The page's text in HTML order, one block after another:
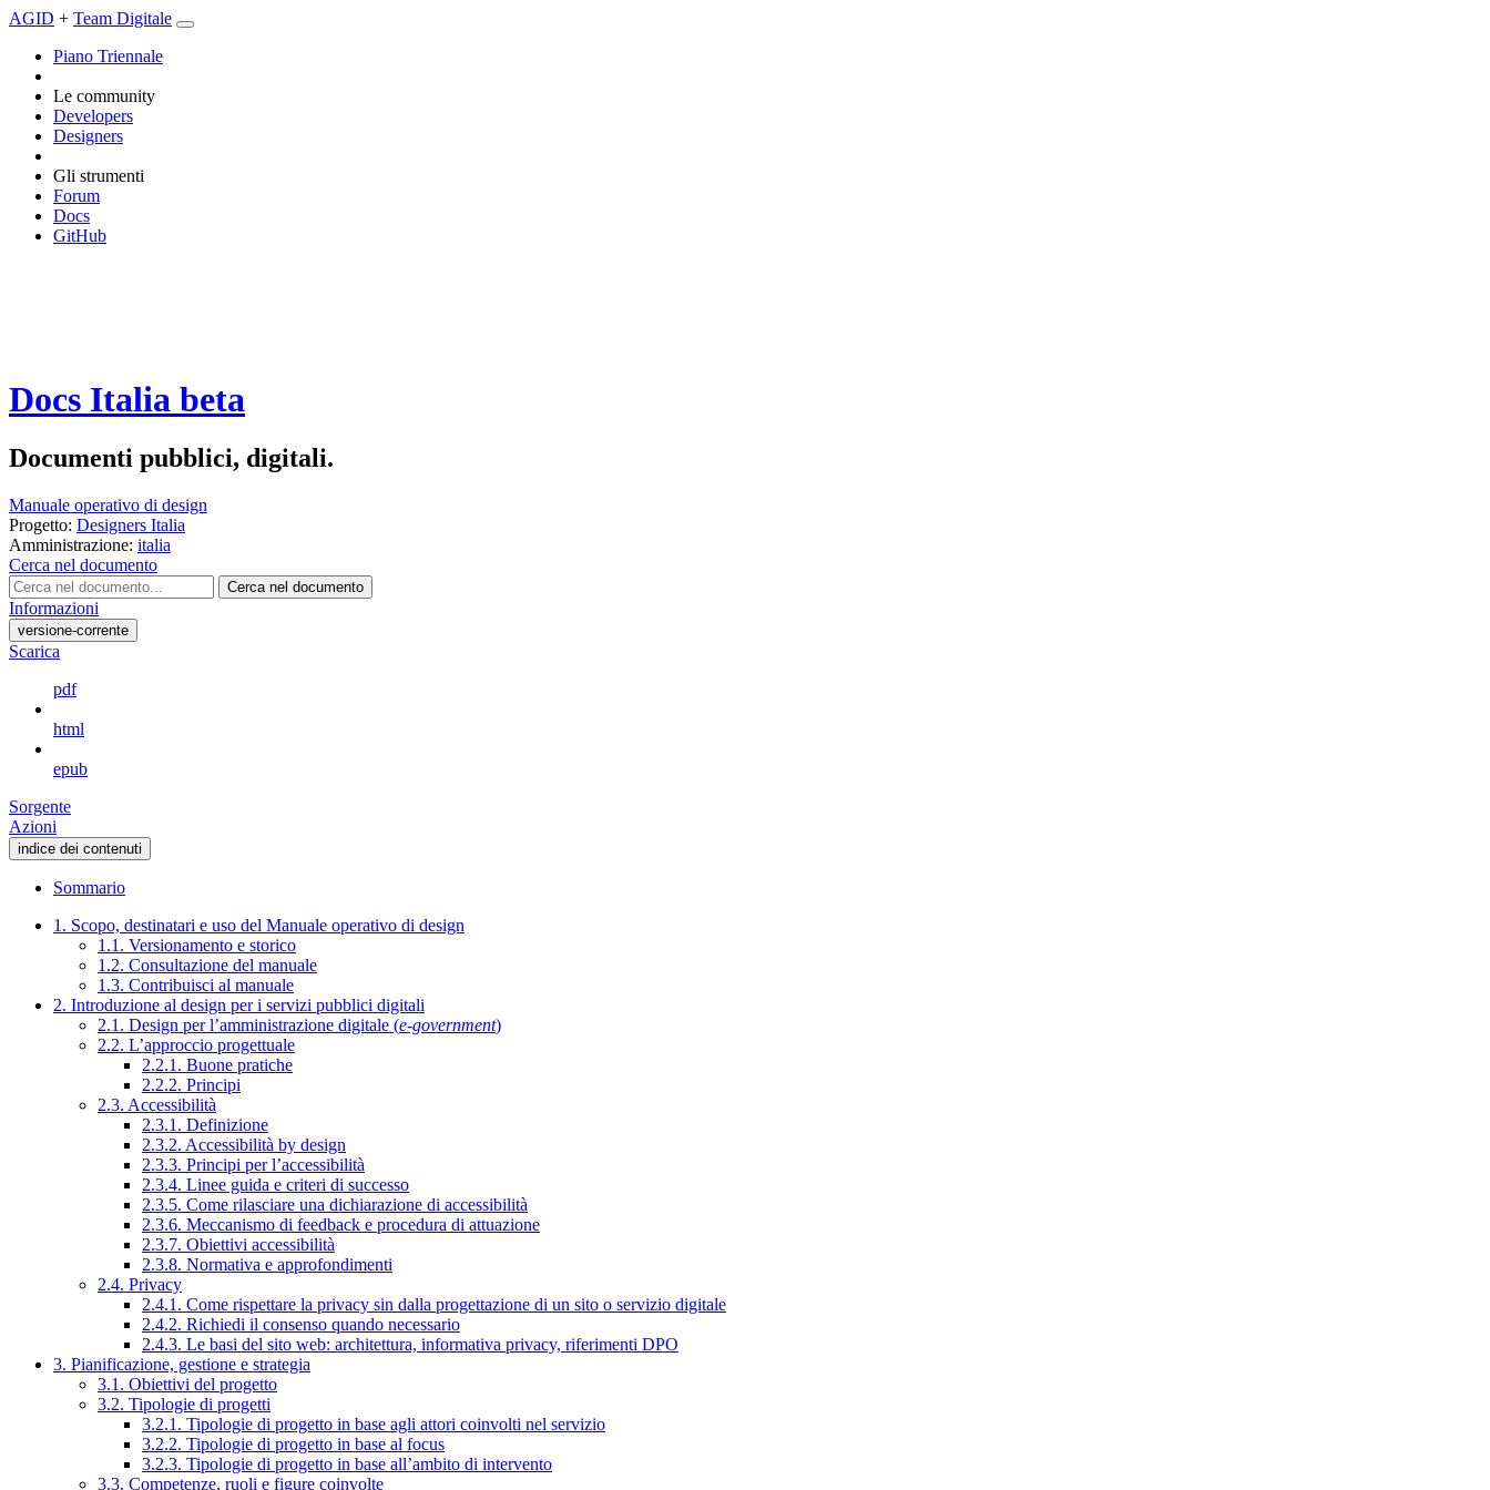
AGID + Team Digitale
Piano Triennale
Le community
Developers
Designers
Gli strumenti
Forum
Docs
GitHub
Docs Italia beta
Documenti pubblici, digitali.
Manuale operativo di design
Progetto: Designers Italia
Amministrazione: italia
Cerca nel documento
Cerca nel documento
Informazioni
versione-corrente
Scarica
pdf
html
epub
Sorgente
Azioni
indice dei contenuti
Sommario
1. Scopo, destinatari e uso del Manuale operativo di design
1.1. Versionamento e storico
1.2. Consultazione del manuale
1.3. Contribuisci al manuale
2. Introduzione al design per i servizi pubblici digitali
2.1. Design per l’amministrazione digitale (e-government)
2.2. L’approccio progettuale
2.2.1. Buone pratiche
2.2.2. Principi
2.3. Accessibilità
2.3.1. Definizione
2.3.2. Accessibilità by design
2.3.3. Principi per l’accessibilità
2.3.4. Linee guida e criteri di successo
2.3.5. Come rilasciare una dichiarazione di accessibilità
2.3.6. Meccanismo di feedback e procedura di attuazione
2.3.7. Obiettivi accessibilità
2.3.8. Normativa e approfondimenti
2.4. Privacy
2.4.1. Come rispettare la privacy sin dalla progettazione di un sito o servizio digitale
2.4.2. Richiedi il consenso quando necessario
2.4.3. Le basi del sito web: architettura, informativa privacy, riferimenti DPO
3. Pianificazione, gestione e strategia
3.1. Obiettivi del progetto
3.2. Tipologie di progetti
3.2.1. Tipologie di progetto in base agli attori coinvolti nel servizio
3.2.2. Tipologie di progetto in base al focus
3.2.3. Tipologie di progetto in base all’ambito di intervento
3.3. Competenze, ruoli e figure coinvolte